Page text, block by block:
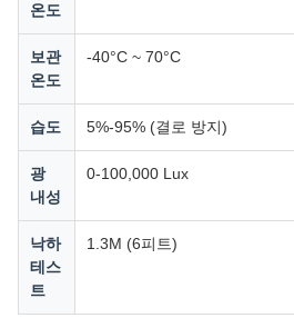
온도
보관
온도
-40°C ~ 70°C
습도 5%-95% (결로 방지)
광
내성
0-100,000 Lux
낙하
테스
트
1.3M (6피트)